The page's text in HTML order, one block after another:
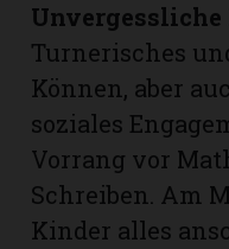
Turnerisches
Können, aber
soziales
Vorrang vor
Schreiben. Am
Kinder alles